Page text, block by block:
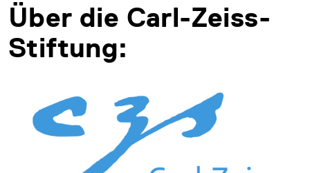
Über die Carl-Zeiss-
Stiftung: